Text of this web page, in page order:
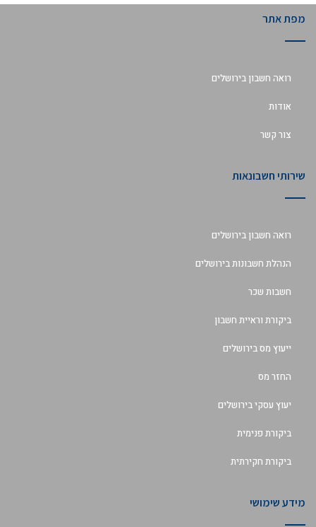
מפת אתר
רואה חשבון בירושלים
אודות
צור קשר
שירותי חשבונאות
רואה חשבון בירושלים
הנהלת חשבונות בירושלים
חשבות שכר
ביקורת וראיית חשבון
ייעוץ מס בירושלים
החזר מס
יעוץ עסקי בירושלים
ביקורת פנימית
ביקורת חקירתית
מידע שימושי